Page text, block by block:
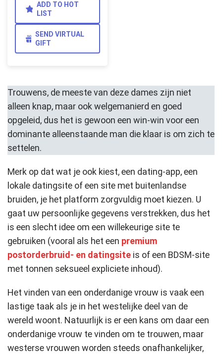
ADD TO HOT
LIST
SEND VIRTUAL
GIFT
Trouwens, de meeste van deze dames zijn niet
alleen knap, maar ook welgemanierd en goed
opgeleid, dus het is gewoon een win-win voor een
dominante alleenstaande man die klaar is om zich te
settelen.
Merk op dat wat je ook kiest, een dating-app, een
lokale datingsite of een site met buitenlandse
bruiden, je het platform zorgvuldig moet kiezen. U
gaat uw persoonlijke gegevens verstrekken, dus het
is een slecht idee om een willekeurige site te
gebruiken (vooral als het een premium
postorderbruid- en datingsite is of een BDSM-site
met tonnen seksueel expliciete inhoud).
Het vinden van een onderdanige vrouw is vaak een
lastige taak als je in het westelijke deel van de
wereld woont. Natuurlijk is er een kans om daar een
onderdanige vrouw te vinden om te trouwen, maar
westerse vrouwen worden steeds onafhankelijker,